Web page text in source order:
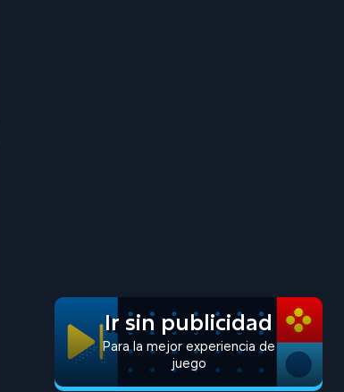
Ir sin publicidad
Para la mejor experiencia de
juego